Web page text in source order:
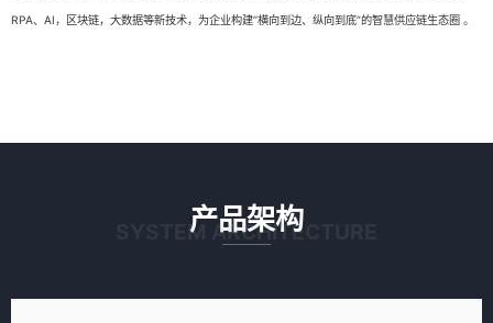
RPA、AI，区块链，大数据等新技术，为企业构建“横向到边、纵向到底”的智慧供应链生态圈 。
产品架构
SYSTEM ARCHITECTURE